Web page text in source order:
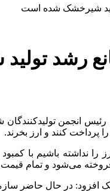
شیرخشک شده است
رشد
رئیس انجمن
پرداخت کنند و ارز بخرند.
را نداشته باشیم با
می‌شود و تمام قیمت
بیمه سلامت، پول شیرخشک را حداقل با ۳